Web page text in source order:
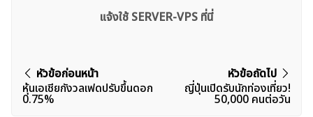
แจ้งใช้ SERVER-VPS ที่นี่
แนะแนว
เรื่อง
หัวข้อก่อนหน้า
หุ้นเอเชียกังวลเฟดปรับขึ้นดอก
0.75%
หัวข้อถัดไป
ญี่ปุ่นเปิดรับนักท่องเที่ยว!
50,000 คนต่อวัน